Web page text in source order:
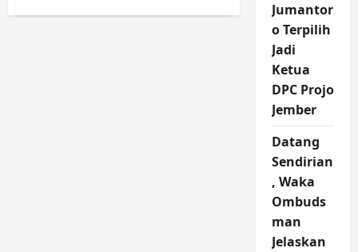
Earmark
Jumantor
o Terpilih
Jadi
Ketua
DPC Projo
Jember
Datang
Sendirian
, Waka
Ombuds
man
Jelaskan